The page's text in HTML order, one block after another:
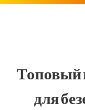
Топовый
для